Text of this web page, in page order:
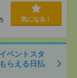
気になる！
ベントスタ
らえる日払